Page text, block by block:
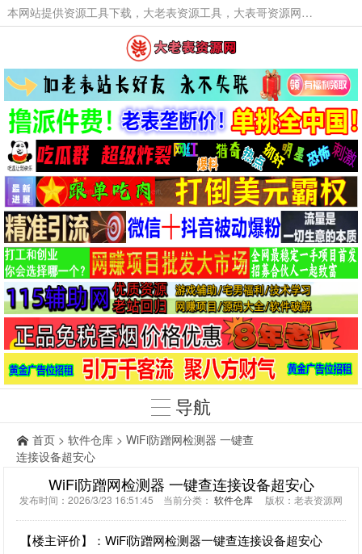
本网站提供资源工具下载，大老表资源工具，大表哥资源网软件工具，大老表资源下载，活动线报福利资源分享,活动线报，大型网游经典游戏，网络热门技术游戏辅助交流与分享。
导航
首页 > 软件仓库 > WiFi防蹭网检测器 一键查
连接设备超安心
WiFi防蹭网检测器 一键查连接设备超安心
发布时间：2026/3/23 16:51:45 当前分类： 软件仓库 版权：老表资源网
【楼主评价】：WiFi防蹭网检测器一键查连接设备超安心